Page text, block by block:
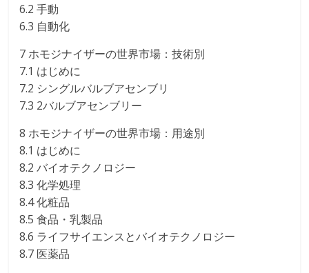
6.2 手動
6.3 自動化
7 ホモジナイザーの世界市場：技術別
7.1 はじめに
7.2 シングルバルブアセンブリ
7.3 2バルブアセンブリー
8 ホモジナイザーの世界市場：用途別
8.1 はじめに
8.2 バイオテクノロジー
8.3 化学処理
8.4 化粧品
8.5 食品・乳製品
8.6 ライフサイエンスとバイオテクノロジー
8.7 医薬品